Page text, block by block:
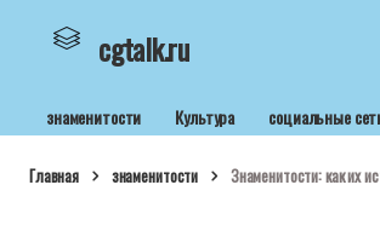
cgtalk.ru
знаменитости Культура социальные
Главная знаменитости Знаменитости: как их